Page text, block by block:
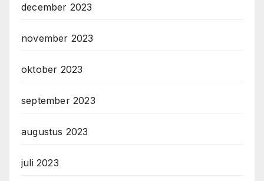
december 2023
november 2023
oktober 2023
september 2023
augustus 2023
juli 2023